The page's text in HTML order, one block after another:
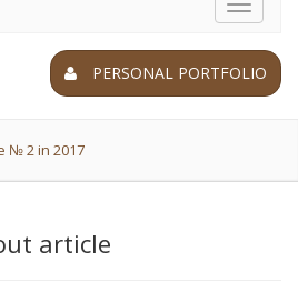
Toggle
PERSONAL PORTFOLIO
№ 2 in 2017
article